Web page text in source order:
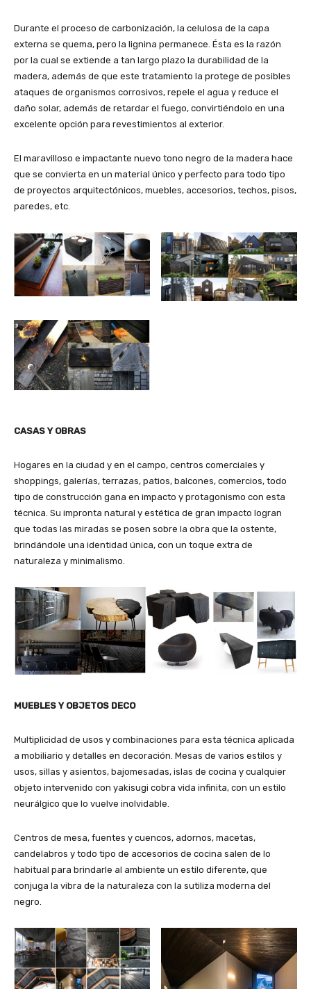
Durante el proceso de carbonización, la celulosa de la capa
externa se quema, pero la lignina permanece. Ésta es la razón
por la cual se extiende a tan largo plazo la durabilidad de la
madera, además de que este tratamiento la protege de posibles
ataques de organismos corrosivos, repele el agua y reduce el
daño solar, además de retardar el fuego, convirtiéndolo en una
excelente opción para revestimientos al exterior.
El maravilloso e impactante nuevo tono negro de la madera hace
que se convierta en un material único y perfecto para todo tipo
de proyectos arquitectónicos, muebles, accesorios, techos, pisos,
paredes, etc.
CASAS Y OBRAS
Hogares en la ciudad y en el campo, centros comerciales y
shoppings, galerías, terrazas, patios, balcones, comercios, todo
tipo de construcción gana en impacto y protagonismo con esta
técnica. Su impronta natural y estética de gran impacto logran
que todas las miradas se posen sobre la obra que la ostente,
brindándole una identidad única, con un toque extra de
naturaleza y minimalismo.
MUEBLES Y OBJETOS DECO
Multiplicidad de usos y combinaciones para esta técnica aplicada
a mobiliario y detalles en decoración. Mesas de varios estilos y
usos, sillas y asientos, bajomesadas, islas de cocina y cualquier
objeto intervenido con yakisugi cobra vida infinita, con un estilo
neurálgico que lo vuelve inolvidable.
Centros de mesa, fuentes y cuencos, adornos, macetas,
candelabros y todo tipo de accesorios de cocina salen de lo
habitual para brindarle al ambiente un estilo diferente, que
conjuga la vibra de la naturaleza con la sutiliza moderna del
negro.